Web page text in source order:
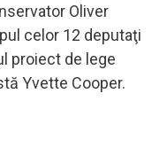
Oliver
celor 12 deputaţi
proiect de lege
Yvette Cooper.